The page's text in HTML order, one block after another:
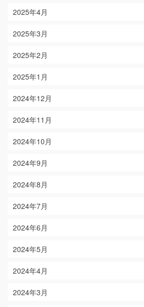
2025年4月
2025年3月
2025年2月
2025年1月
2024年12月
2024年11月
2024年10月
2024年9月
2024年8月
2024年7月
2024年6月
2024年5月
2024年4月
2024年3月